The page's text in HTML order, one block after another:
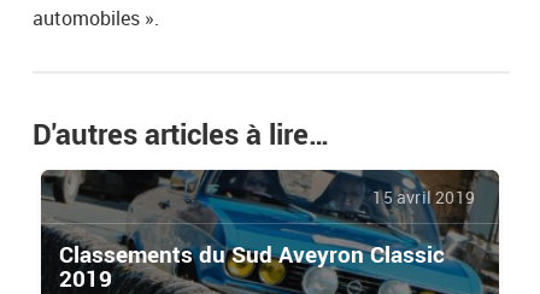
automobiles ».
D'autres articles à lire…
15 avril 2019
Classements du Sud Aveyron Classic
2019